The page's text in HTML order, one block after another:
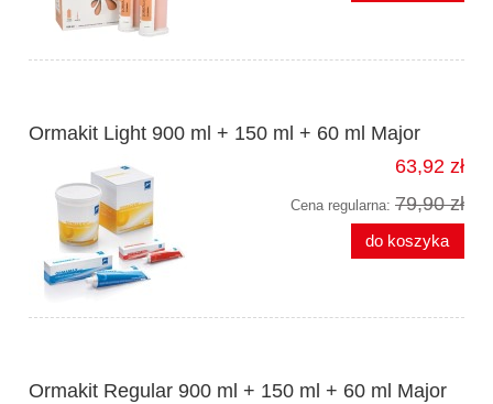
Ormakit Light 900 ml + 150 ml + 60 ml Major
63,92 zł
Cena regularna: 79,90 zł
do koszyka
Ormakit Regular 900 ml + 150 ml + 60 ml Major